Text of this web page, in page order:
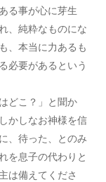
る事が心に芽生
、純粋なものにな
、本当に力あるも
必要があるという
どこ？」と聞か
かしなお神様を信
、待った、とのみ
を息子の代わりと
は備えてくださ